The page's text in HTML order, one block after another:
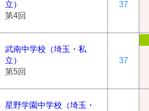
立）
第4回
37
武南中学校（埼玉・私
立）
第5回
37
星野学園中学校（埼玉・